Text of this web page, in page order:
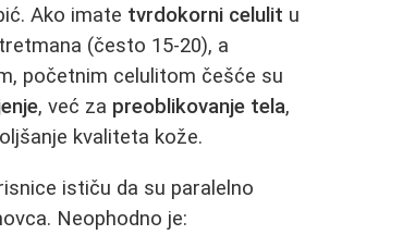
Ako imate tvrdokorni celulit u
(često 15-20), a
početnim celulitom češće su
, već za preoblikovanje tela,
kvaliteta kože.
ističu da su paralelno
Neophodno je: